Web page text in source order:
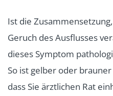
Ist die
Geruch des Ausflusses
dieses Symptom
So ist gelber oder
dass Sie ärztlichen Rat